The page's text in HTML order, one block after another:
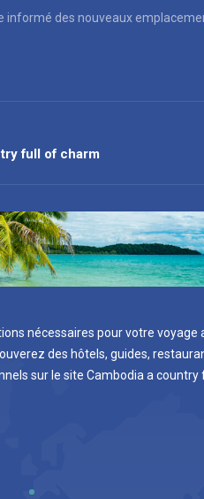
informé des nouveaux
full of charm
nécessaires pour votre voyage
des hôtels, guides,
sur le site Cambodia a country